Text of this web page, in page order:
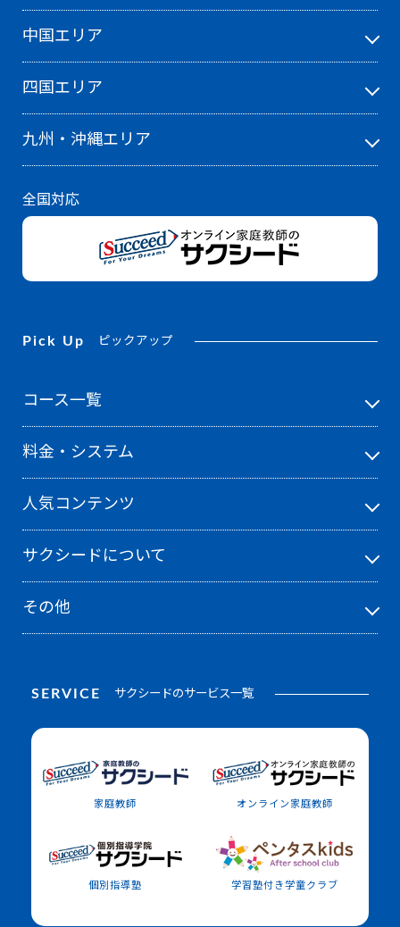
中国エリア
四国エリア
九州・沖縄エリア
全国対応
Pick Up ピックアップ
サクシードについて
料金・システム
コース一覧
人気コンテンツ
その他
SERVICE サクシードのサービス一覧
家庭教師 オンライン家庭教師
個別指導塾 学習塾付き学童クラブ